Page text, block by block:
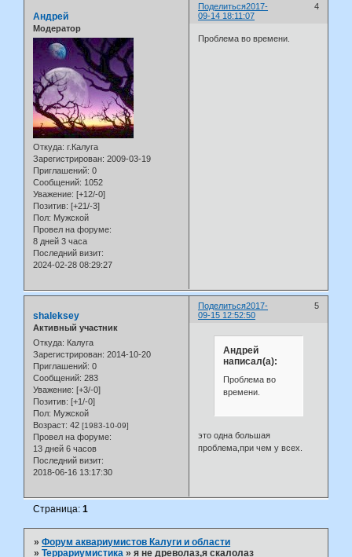
Поделиться 4
2017-
09-14 18:11:07
Андрей
Модератор
Откуда: г.Калуга
Зарегистрирован: 2009-03-19
Приглашений: 0
Сообщений: 1052
Уважение: [+12/-0]
Позитив: [+21/-3]
Пол: Мужской
Провел на форуме:
8 дней 3 часа
Последний визит:
2024-02-28 08:29:27
Проблема во времени.
Поделиться 5
2017-
09-15 12:52:50
shaleksey
Активный участник
Откуда: Калуга
Зарегистрирован: 2014-10-20
Приглашений: 0
Сообщений: 283
Уважение: [+3/-0]
Позитив: [+1/-0]
Пол: Мужской
Возраст: 42 [1983-10-09]
Провел на форуме:
13 дней 6 часов
Последний визит:
2018-06-16 13:17:30
Андрей
написал(а):
Проблема во
времени.
это одна большая
проблема,при чем у всех.
Страница:1
»Форум аквариумистов Калуги и области
»Террариумистика »я не древолаз,я скалолаз